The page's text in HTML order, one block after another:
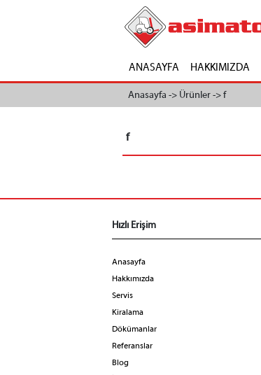
ANASAYFA HAKKIMIZDA
Anasayfa -> Ürünler -> f
f
Hızlı Erişim
Anasayfa
Hakkımızda
Servis
Kiralama
Dökümanlar
Referanslar
Blog